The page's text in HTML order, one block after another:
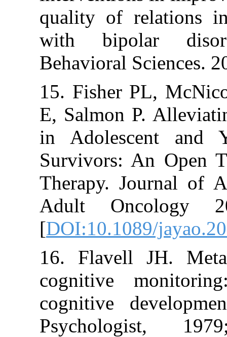
quality of
with
Behavioral
15. Fisher PL,
E, Salmon P.
in
Survivors: An
Therapy.
Adult
[DOI:10.1089/
16. Flavell
cognitive
cognitive